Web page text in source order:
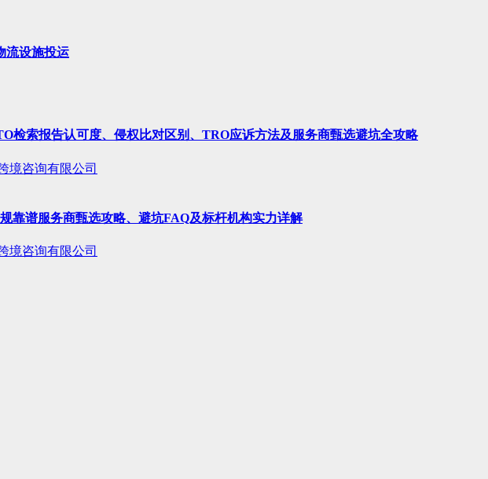
流设施投运
检索报告认可度、侵权比对区别、TRO应诉方法及服务商甄选避坑全攻略
境咨询有限公司
靠谱服务商甄选攻略、避坑FAQ及标杆机构实力详解
境咨询有限公司